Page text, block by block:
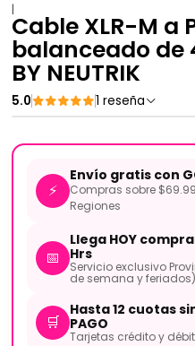
|
Cable XLR-M a
balanceado de
BY NEUTRIK
5.0 1 reseña
⚡
Envío gratis con
Compras sobre
Regiones
📅
Llega HOY
Hrs
Servicio exclusivo
de semana y
🛒
Hasta 12 cuotas
PAGO
Tarjetas crédito y